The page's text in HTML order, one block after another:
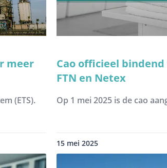
meer
(ETS).
Cao officieel
FTN en Netex
Op 1 mei 2025 is de cao
15 mei 2025